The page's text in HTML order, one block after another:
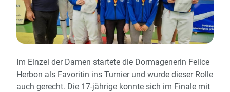
Im Einzel der Damen startete die Dormagenerin Felice
Herbon als Favoritin ins Turnier und wurde dieser Rolle
auch gerecht. Die 17-jährige konnte sich im Finale mit